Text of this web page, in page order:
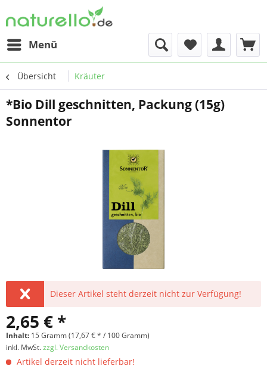
Menü
Übersicht Kräuter
*Bio Dill geschnitten, Packung (15g)
Sonnentor
Dieser Artikel steht derzeit nicht zur Verfügung!
2,65 € *
Inhalt: 15 Gramm (17,67 € * / 100 Gramm)
inkl. MwSt.zzgl. Versandkosten
Artikel derzeit nicht lieferbar!